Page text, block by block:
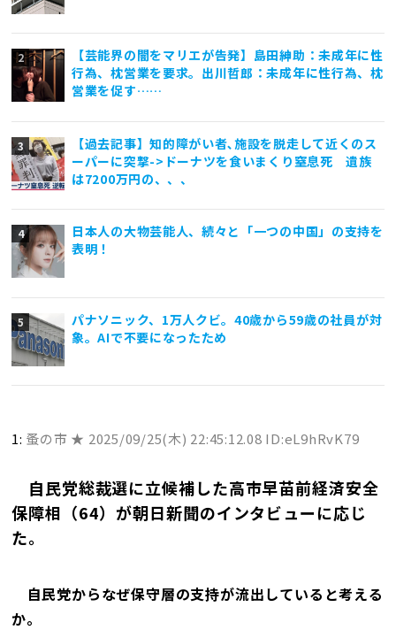
【芸能界の闇をマリエが告発】島田紳助：未成年に性
行為、枕営業を要求。出川哲郎：未成年に性行為、枕
営業を促す……
【過去記事】知的障がい者､施設を脱走して近くのス
ーパーに突撃->ドーナツを食いまくり窒息死 遺族
は7200万円の、、、
日本人の大物芸能人、続々と「一つの中国」の支持を
表明！
パナソニック、1万人クビ。40歳から59歳の社員が対
象。AIで不要になったため
1: 蚤の市 ★ 2025/09/25(木) 22:45:12.08 ID:eL9hRvK79
自民党総裁選に立候補した高市早苗前経済安全
保障相（64）が朝日新聞のインタビューに応じ
た。
――自民党からなぜ保守層の支持が流出していると考える
か。